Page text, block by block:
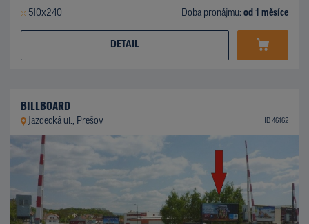
510x240 Doba pronájmu: od 1 měsíce
DETAIL
BILLBOARD
Jazdecká ul., Prešov ID 46162